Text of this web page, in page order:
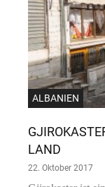
ALBANIEN
LAND
22. Oktober 2017